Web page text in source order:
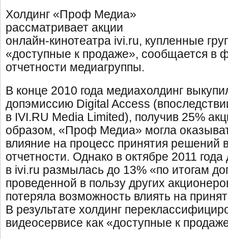
Холдинг «Проф Медиа»
рассматривает акции
онлайн-кинотеатра ivi.ru, купленные
«доступные к продаже», сообщается в
отчетности медиагруппы.
В конце 2010 года медиахолдинг
допэмиссию Digital Access
в IVI.RU Media Limited), получив 25%
образом, «Проф Медиа» могла
влияние на процесс принятия решений
отчетности. Однако в октябре 2011
в ivi.ru размылась до 13% «по итогам
проведенной в пользу других
потеряла возможность влиять на
В результате холдинг
видеосервисе как «доступные к